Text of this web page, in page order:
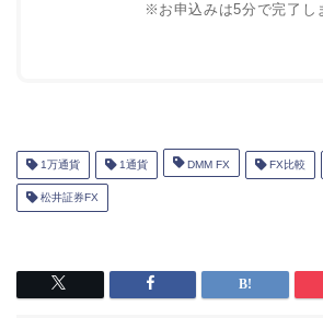
※お申込みは5分で完了し
1万通貨 1通貨 DMM FX FX比較
松井証券FX